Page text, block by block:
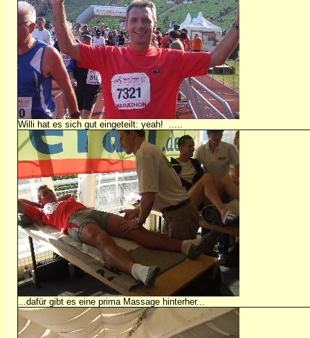
Willi hat es sich gut eingeteilt: yeah! .....
...dafür gibt es eine prima Massage hinterher...